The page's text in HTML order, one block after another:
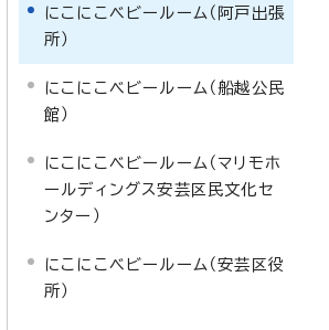
にこにこベビールーム（阿戸出張
所）
にこにこベビールーム（船越公民
館）
にこにこベビールーム（マリモホ
ールディングス安芸区民文化セ
ンター）
にこにこベビールーム（安芸区役
所）